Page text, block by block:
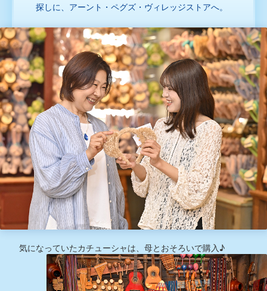
探しに、アーント・ペグズ・ヴィレッジストアへ。
気になっていたカチューシャは、母とおそろいで購入♪